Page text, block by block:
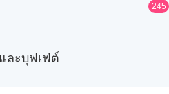
245
ละบุฟเฟ่ต์